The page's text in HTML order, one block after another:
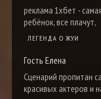
реклама 1хбет -
ребёнок, все плачут,
ЛЕГЕНДА О ЖУИ
Гость Елена
Сценарий пропитан
красивых актеров и